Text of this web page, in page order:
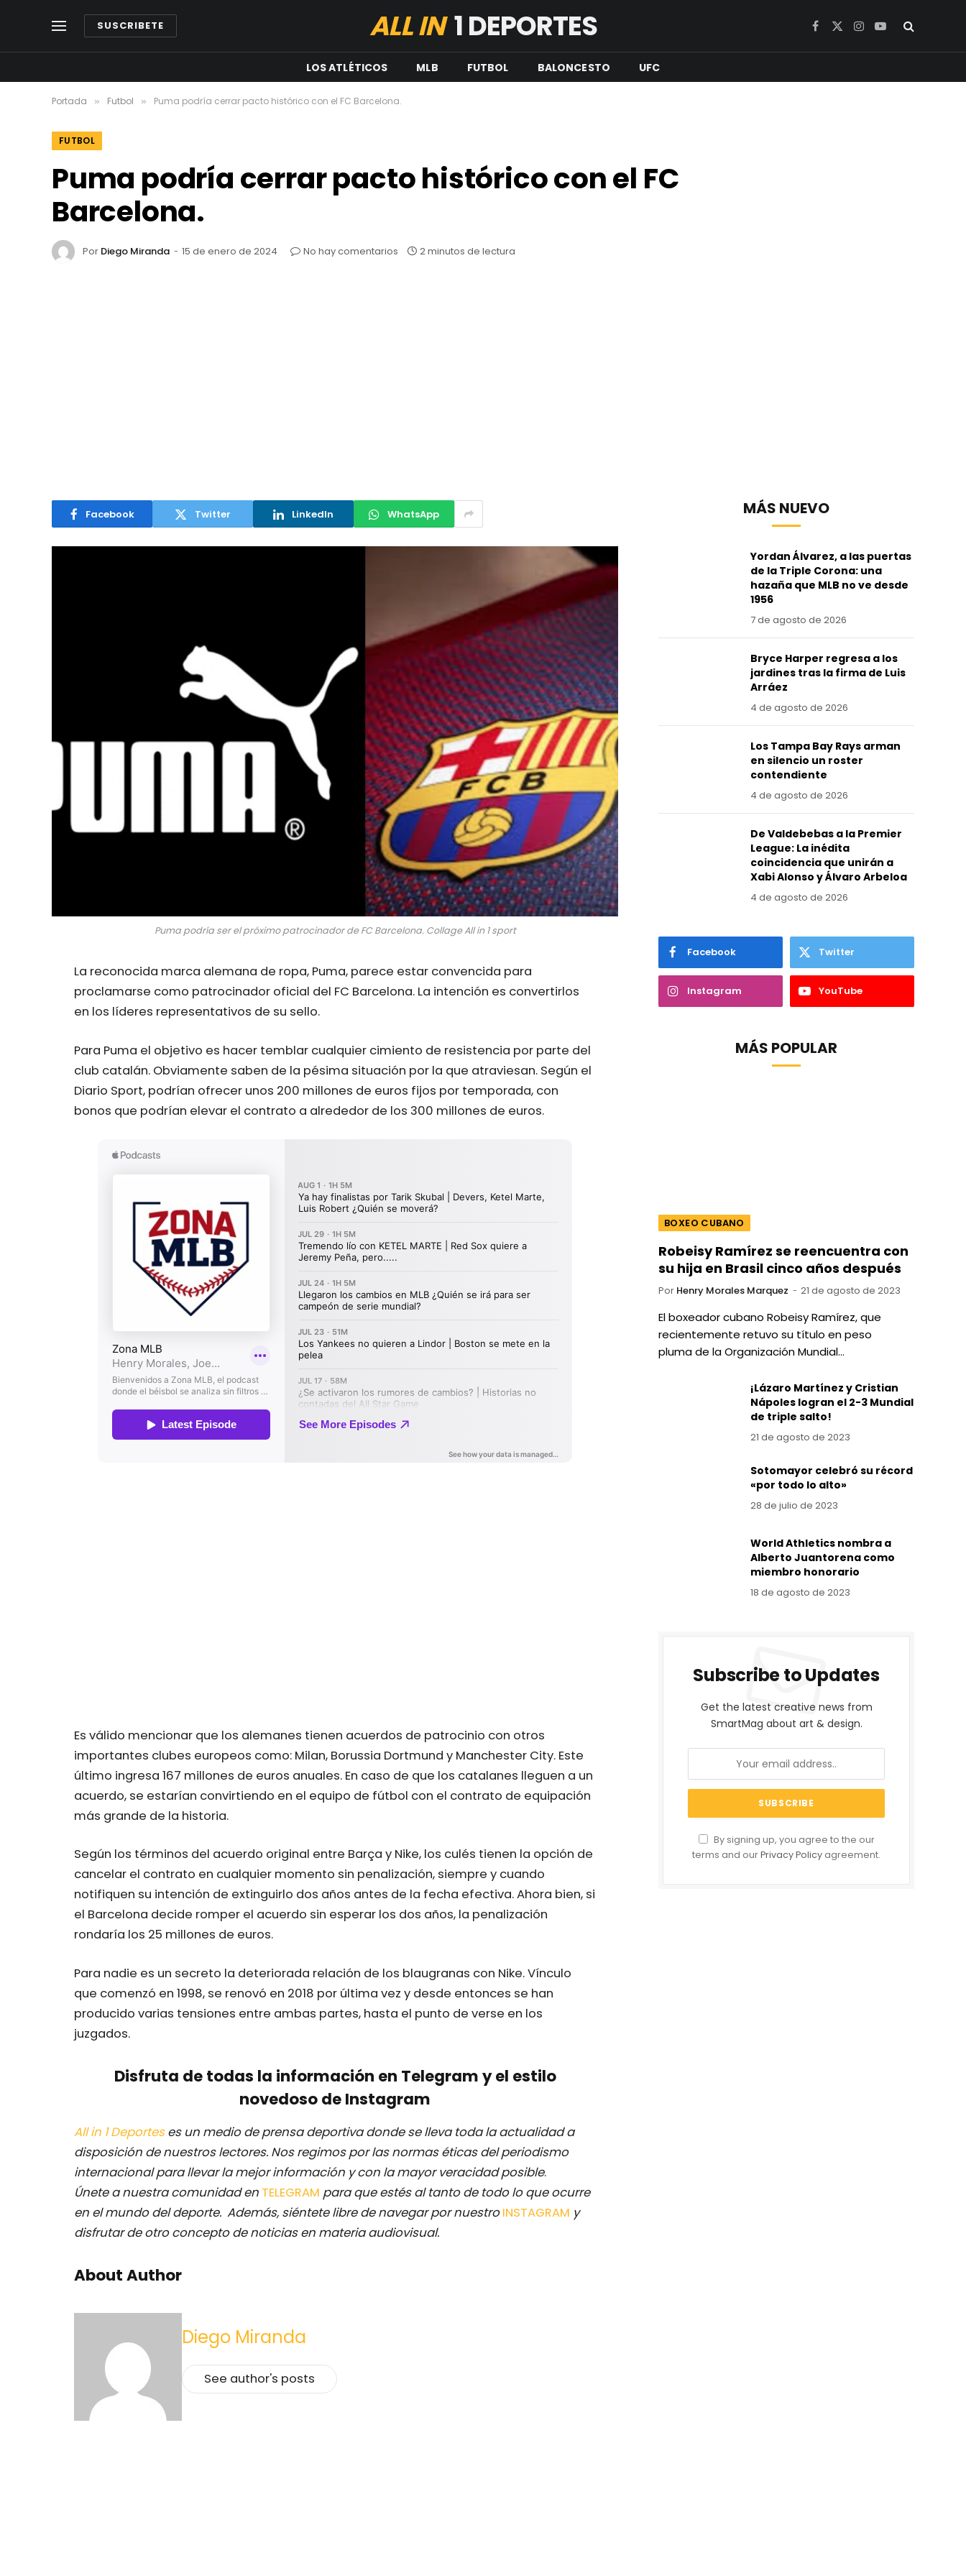
SUSCRIBETE ALL IN1 DEPORTES Facebook
X
Instagram
YouTube
LOS ATLÉTICOS MLB FUTBOL BALONCESTO UFC
Portada » Futbol » Puma podría cerrar pacto histórico con el FC Barcelona.
FUTBOL
Puma podría cerrar pacto histórico con el FC
Barcelona.
Por Diego Miranda 15 de enero de 2024 No hay comentarios 2 minutos de lectura
Facebook Twitter LinkedIn WhatsApp
Puma podría ser el próximo patrocinador de FC Barcelona. Collage All in 1 sport
La reconocida marca alemana de ropa, Puma, parece estar convencida para
proclamarse como patrocinador oficial del FC Barcelona. La intención es convertirlos
en los líderes representativos de su sello.
Para Puma el objetivo es hacer temblar cualquier cimiento de resistencia por parte del
club catalán. Obviamente saben de la pésima situación por la que atraviesan. Según el
Diario Sport, podrían ofrecer unos 200 millones de euros fijos por temporada, con
bonos que podrían elevar el contrato a alrededor de los 300 millones de euros.
Es válido mencionar que los alemanes tienen acuerdos de patrocinio con otros
importantes clubes europeos como: Milan, Borussia Dortmund y Manchester City. Este
último ingresa 167 millones de euros anuales. En caso de que los catalanes lleguen a un
acuerdo, se estarían convirtiendo en el equipo de fútbol con el contrato de equipación
más grande de la historia.
Según los términos del acuerdo original entre Barça y Nike, los culés tienen la opción de
cancelar el contrato en cualquier momento sin penalización, siempre y cuando
notifiquen su intención de extinguirlo dos años antes de la fecha efectiva. Ahora bien, si
el Barcelona decide romper el acuerdo sin esperar los dos años, la penalización
rondaría los 25 millones de euros.
Para nadie es un secreto la deteriorada relación de los blaugranas con Nike. Vínculo
que comenzó en 1998, se renovó en 2018 por última vez y desde entonces se han
producido varias tensiones entre ambas partes, hasta el punto de verse en los
juzgados.
Disfruta de todas la información en Telegram y el estilo
novedoso de Instagram
All in 1 Deporteses un medio de prensa deportiva donde se lleva toda la actualidad a
disposición de nuestros lectores. Nos regimos por las normas éticas del periodismo
internacional para llevar la mejor información y con la mayor veracidad posible.
Únete a nuestra comunidad en TELEGRAM para que estés al tanto de todo lo que ocurre
en el mundo del deporte. Además, siéntete libre de navegar por nuestro INSTAGRAM y
disfrutar de otro concepto de noticias en materia audiovisual.
About Author
Diego Miranda
See author's posts
MÁS NUEVO
Yordan Álvarez, a las puertas
de la Triple Corona: una
hazaña que MLB no ve desde
1956
7 de agosto de 2026
Bryce Harper regresa a los
jardines tras la firma de Luis
Arráez
4 de agosto de 2026
Los Tampa Bay Rays arman
en silencio un roster
contendiente
4 de agosto de 2026
De Valdebebas a la Premier
League: La inédita
coincidencia que unirán a
Xabi Alonso y Álvaro Arbeloa
4 de agosto de 2026
Facebook Twitter
Instagram YouTube
MÁS POPULAR
BOXEO CUBANO
Robeisy Ramírez se reencuentra con
su hija en Brasil cinco años después
Por Henry Morales Marquez 21 de agosto de 2023
El boxeador cubano Robeisy Ramírez, que
recientemente retuvo su título en peso
pluma de la Organización Mundial…
¡Lázaro Martínez y Cristian
Nápoles logran el 2-3 Mundial
de triple salto!
21 de agosto de 2023
Sotomayor celebró su récord
«por todo lo alto»
28 de julio de 2023
World Athletics nombra a
Alberto Juantorena como
miembro honorario
18 de agosto de 2023
Subscribe to Updates
Get the latest creative news from
SmartMag about art & design.
By signing up, you agree to the our
terms and ourPrivacy Policy agreement.